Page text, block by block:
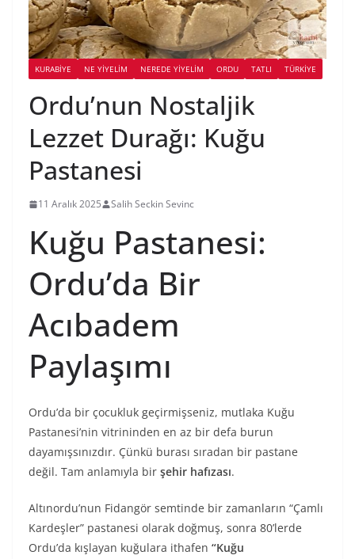
KURABIYE NE YİYELİM NEREDE YİYELİM ORDU TATLI TÜRKIYE
Ordu’nun Nostaljik
Lezzet Durağı: Kuğu
Pastanesi
11 Aralık 2025 Salih Seckin Sevinc
Kuğu Pastanesi:
Ordu’da Bir
Acıbadem
Paylaşımı
Ordu’da bir çocukluk geçirmişseniz, mutlaka Kuğu
Pastanesi’nin vitrininden en az bir defa burun
dayamışsınızdır. Çünkü burası sıradan bir pastane
değil. Tam anlamıyla bir şehir hafızası.
Altınordu’nun Fidangör semtinde bir zamanların “Çamlı
Kardeşler” pastanesi olarak doğmuş, sonra 80’lerde
Ordu’da kışlayan kuğulara ithafen “Kuğu